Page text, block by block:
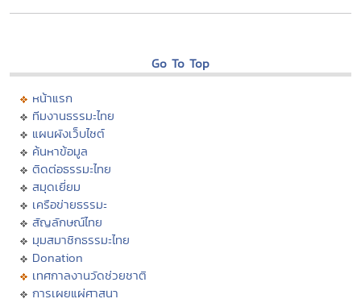
Go To Top
หน้าแรก
ทีมงานธรรมะไทย
แผนผังเว็บไซต์
ค้นหาข้อมูล
ติดต่อธรรมะไทย
สมุดเยี่ยม
เครือข่ายธรรมะ
สัญลักษณ์ไทย
มุมสมาชิกธรรมะไทย
Donation
เทศกาลงานวัดช่วยชาติ
การเผยแผ่ศาสนา